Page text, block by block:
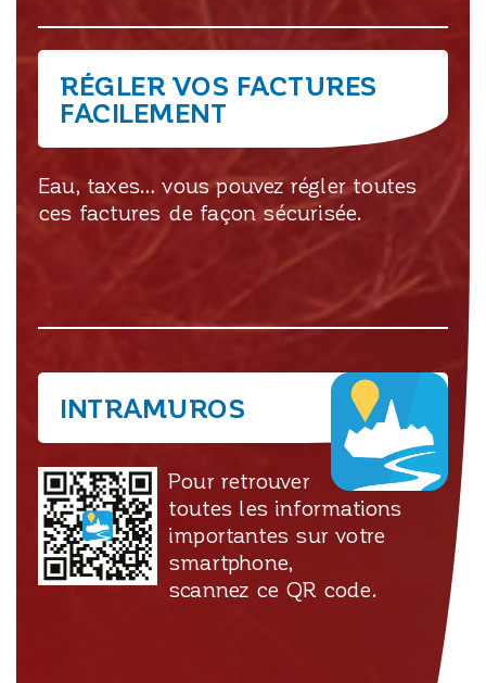
RÉGLER VOS FACTURES
FACILEMENT
Eau, taxes… vous pouvez régler toutes
ces factures de façon sécurisée.
INTRAMUROS
Pour retrouver
toutes les informations
importantes sur votre
smartphone,
scannez ce QR code.